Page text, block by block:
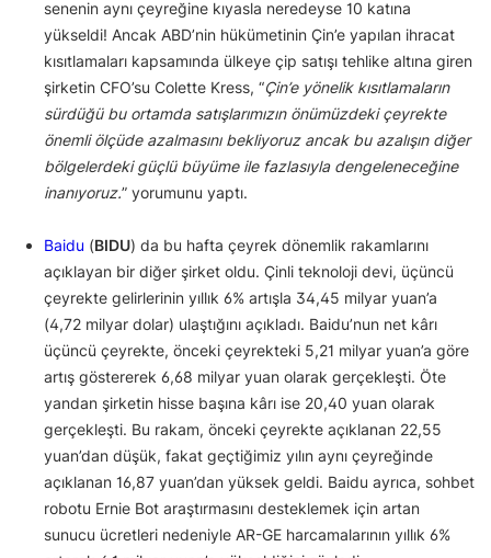
senenin aynı çeyreğine kıyasla neredeyse 10 katına
yükseldi! Ancak ABD’nin hükümetinin Çin’e yapılan ihracat
kısıtlamaları kapsamında ülkeye çip satışı tehlike altına giren
şirketin CFO’su Colette Kress, “Çin’e yönelik kısıtlamaların
sürdüğü bu ortamda satışlarımızın önümüzdeki çeyrekte
önemli ölçüde azalmasını bekliyoruz ancak bu azalışın diğer
bölgelerdeki güçlü büyüme ile fazlasıyla dengeleneceğine
inanıyoruz.” yorumunu yaptı.
Baidu (BIDU) da bu hafta çeyrek dönemlik rakamlarını
açıklayan bir diğer şirket oldu. Çinli teknoloji devi, üçüncü
çeyrekte gelirlerinin yıllık 6% artışla 34,45 milyar yuan’a
(4,72 milyar dolar) ulaştığını açıkladı. Baidu’nun net kârı
üçüncü çeyrekte, önceki çeyrekteki 5,21 milyar yuan’a göre
artış göstererek 6,68 milyar yuan olarak gerçekleşti. Öte
yandan şirketin hisse başına kârı ise 20,40 yuan olarak
gerçekleşti. Bu rakam, önceki çeyrekte açıklanan 22,55
yuan’dan düşük, fakat geçtiğimiz yılın aynı çeyreğinde
açıklanan 16,87 yuan’dan yüksek geldi. Baidu ayrıca, sohbet
robotu Ernie Bot araştırmasını desteklemek için artan
sunucu ücretleri nedeniyle AR-GE harcamalarının yıllık 6%